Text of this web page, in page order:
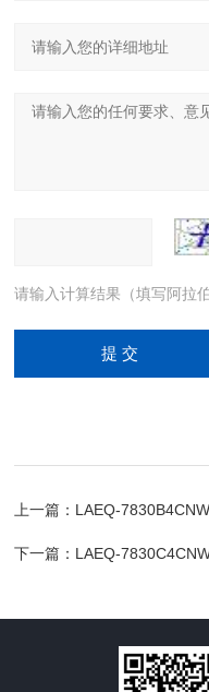
请输入计算结果（填写阿拉
上一篇： LAEQ-
下一篇： LAEQ-